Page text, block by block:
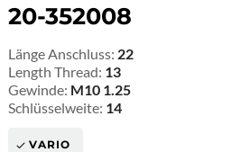
20-352008
Länge Anschluss: 22
Length Thread: 13
Gewinde: M10 1.25
Schlüsselweite: 14
VARIO